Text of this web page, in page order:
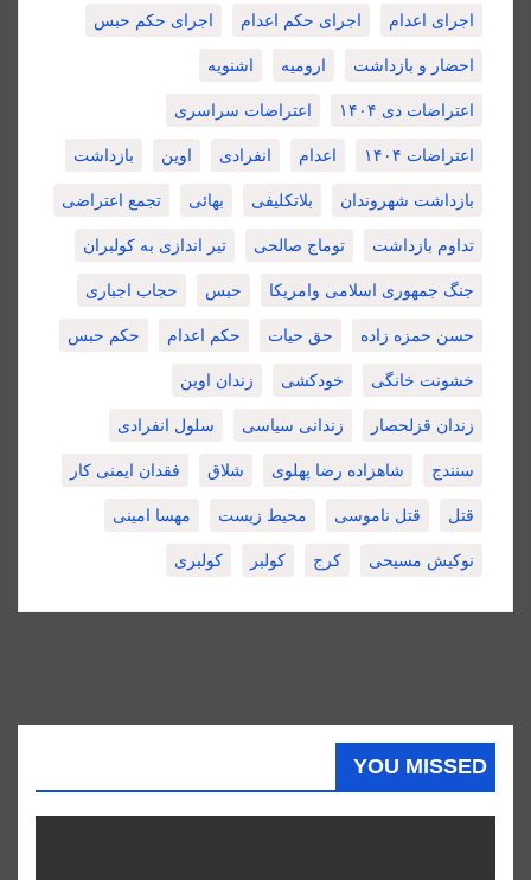
اجرای اعدام اجرای حکم اعدام اجرای حکم حبس
احضار و بازداشت ارومیه اشنویه
اعتراضات دی ۱۴۰۴ اعتراضات سراسری
اعتراضات ۱۴۰۴ اعدام انفرادی اوین بازداشت
بازداشت شهروندان بلاتکلیفی بهائی تجمع اعتراضی
تداوم بازداشت توماج صالحی تیر اندازی به کولبران
جنگ جمهوری اسلامی وامریکا حبس حجاب اجباری
حسن حمزه زاده حق حیات حکم اعدام حکم حبس
خشونت خانگی خودکشی زندان اوین
زندان قزلحصار زندانی سیاسی سلول انفرادی
سنندج شاهزاده رضا پهلوی شلاق فقدان ایمنی کار
قتل قتل ناموسی محیط زیست مهسا امینی
نوکیش مسیحی کرج کولبر کولبری
YOU MISSED